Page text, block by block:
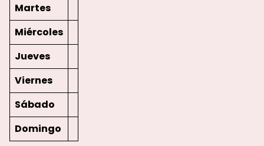
Martes
Miércoles
Jueves
Viernes
Sábado
Domingo